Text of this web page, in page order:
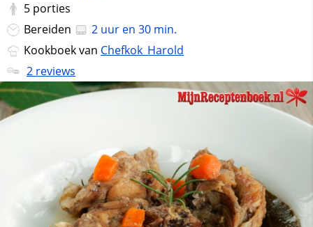
5 porties
Bereiden
2 uur en 30 min.
Kookboek van Chefkok_Harold
2 reviews